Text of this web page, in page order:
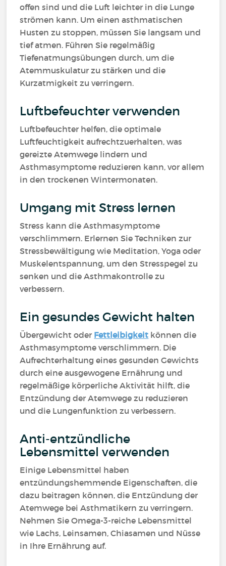
offen sind und die Luft leichter in die Lunge
strömen kann. Um einen asthmatischen
Husten zu stoppen, müssen Sie langsam und
tief atmen. Führen Sie regelmäßig
Tiefenatmungsübungen durch, um die
Atemmuskulatur zu stärken und die
Kurzatmigkeit zu verringern.
Luftbefeuchter verwenden
Luftbefeuchter helfen, die optimale
Luftfeuchtigkeit aufrechtzuerhalten, was
gereizte Atemwege lindern und
Asthmasymptome reduzieren kann, vor allem
in den trockenen Wintermonaten.
Umgang mit Stress lernen
Stress kann die Asthmasymptome
verschlimmern. Erlernen Sie Techniken zur
Stressbewältigung wie Meditation, Yoga oder
Muskelentspannung, um den Stresspegel zu
senken und die Asthmakontrolle zu
verbessern.
Ein gesundes Gewicht halten
Übergewicht oder Fettleibigkeit können die
Asthmasymptome verschlimmern. Die
Aufrechterhaltung eines gesunden Gewichts
durch eine ausgewogene Ernährung und
regelmäßige körperliche Aktivität hilft, die
Entzündung der Atemwege zu reduzieren
und die Lungenfunktion zu verbessern.
Anti-entzündliche
Lebensmittel verwenden
Einige Lebensmittel haben
entzündungshemmende Eigenschaften, die
dazu beitragen können, die Entzündung der
Atemwege bei Asthmatikern zu verringern.
Nehmen Sie Omega-3-reiche Lebensmittel
wie Lachs, Leinsamen, Chiasamen und Nüsse
in Ihre Ernährung auf.